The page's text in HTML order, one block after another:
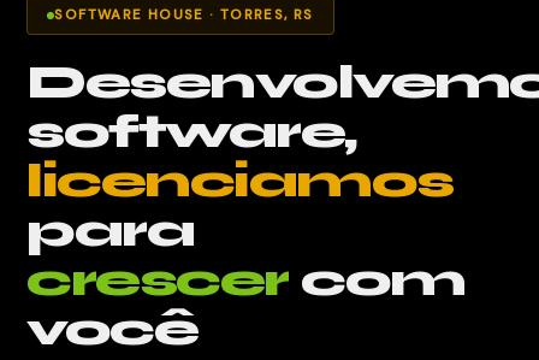
SOFTWARE HOUSE · TORRES, RS
software,
licenciamos
para
crescercom
você